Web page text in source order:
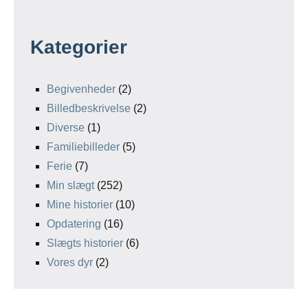
Kategorier
Begivenheder (2)
Billedbeskrivelse (2)
Diverse (1)
Familiebilleder (5)
Ferie (7)
Min slægt(252)
Mine historier (10)
Opdatering (16)
Slægts historier (6)
Vores dyr (2)